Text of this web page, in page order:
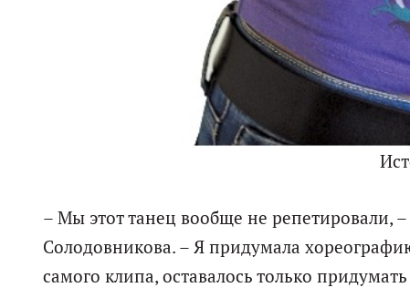
– Мы этот танец вообще не репетировали,
Солодовникова. – Я придумала
самого клипа, оставалось только